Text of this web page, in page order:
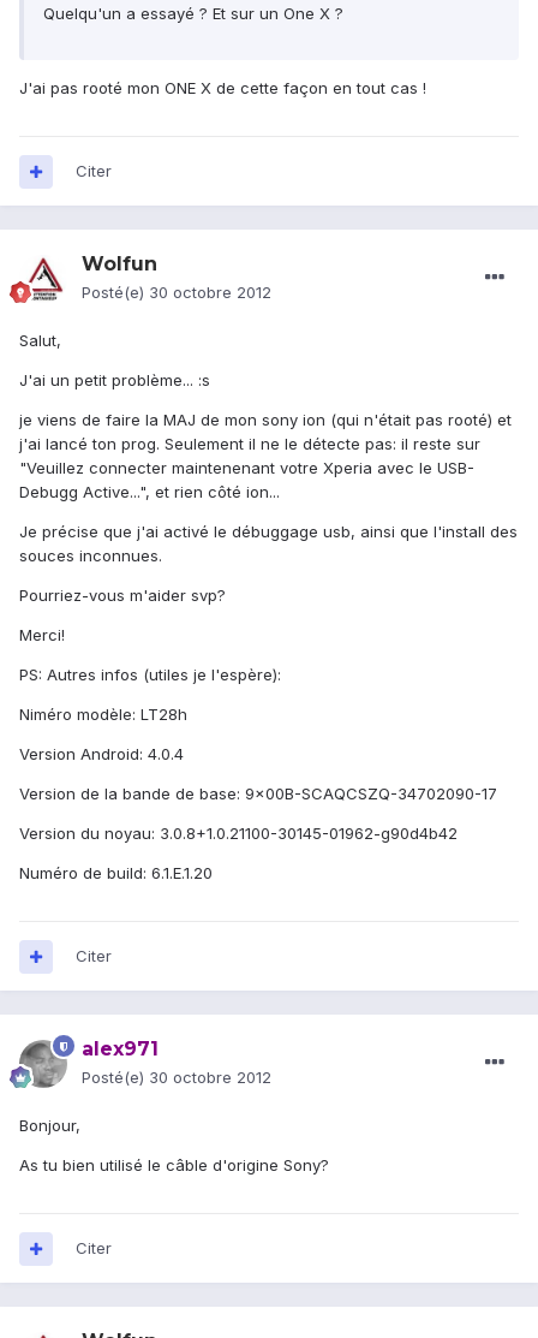
Quelqu'un a essayé ? Et sur un One X ?
J'ai pas rooté mon ONE X de cette façon en tout cas !
Citer
Wolfun
Posté(e) 30 octobre 2012
Salut,
J'ai un petit problème... :s
je viens de faire la MAJ de mon sony ion (qui n'était pas rooté) et
j'ai lancé ton prog. Seulement il ne le détecte pas: il reste sur
"Veuillez connecter maintenenant votre Xperia avec le USB-
Debugg Active...", et rien côté ion...
Je précise que j'ai activé le débuggage usb, ainsi que l'install des
souces inconnues.
Pourriez-vous m'aider svp?
Merci!
PS: Autres infos (utiles je l'espère):
Niméro modèle: LT28h
Version Android: 4.0.4
Version de la bande de base: 9x00B-SCAQCSZQ-34702090-17
Version du noyau: 3.0.8+1.0.21100-30145-01962-g90d4b42
Numéro de build: 6.1.E.1.20
Citer
alex971
Posté(e) 30 octobre 2012
Bonjour,
As tu bien utilisé le câble d'origine Sony?
Citer